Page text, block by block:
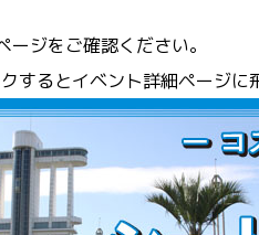
ージをご確認ください。
するとイベント詳細ページに